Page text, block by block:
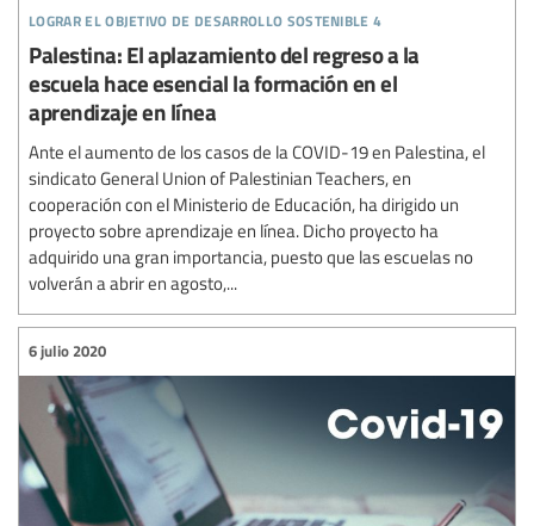
lograr el objetivo de desarrollo sostenible 4
Palestina: El aplazamiento del regreso a la
escuela hace esencial la formación en el
aprendizaje en línea
Ante el aumento de los casos de la COVID-19 en Palestina, el
sindicato General Union of Palestinian Teachers, en
cooperación con el Ministerio de Educación, ha dirigido un
proyecto sobre aprendizaje en línea. Dicho proyecto ha
adquirido una gran importancia, puesto que las escuelas no
volverán a abrir en agosto,...
6 julio 2020